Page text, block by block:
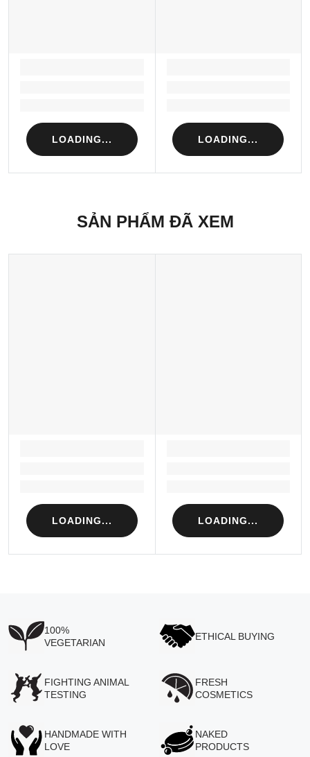
LOADING... LOADING...
SẢN PHẨM ĐÃ XEM
LOADING... LOADING...
100%
VEGETARIAN
ETHICAL BUYING
FIGHTING ANIMAL
TESTING
FRESH
COSMETICS
HANDMADE WITH
LOVE
NAKED
PRODUCTS